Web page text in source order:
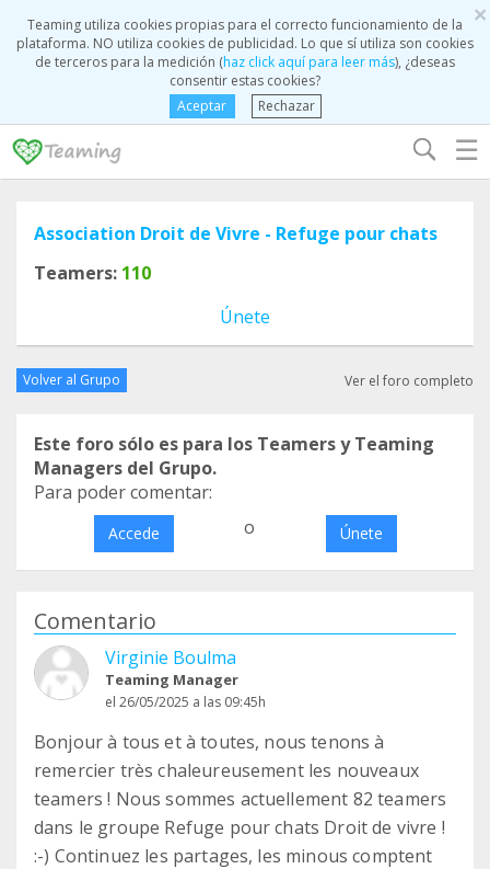
×
Teaming utiliza cookies propias para el correcto funcionamiento de la
plataforma. NO utiliza cookies de publicidad. Lo que sí utiliza son cookies
de terceros para la medición (haz click aquí para leer más), ¿deseas
consentir estas cookies?
Aceptar
Rechazar
☰
Association Droit de Vivre - Refuge pour chats
Teamers: 110
Únete
Volver al Grupo Ver el foro completo
Este foro sólo es para los Teamers y Teaming
Managers del Grupo.
Para poder comentar:
Accede o Únete
Comentario
Virginie Boulma
Teaming Manager
el 26/05/2025 a las 09:45h
Bonjour à tous et à toutes, nous tenons à
remercier très chaleureusement les nouveaux
teamers ! Nous sommes actuellement 82 teamers
dans le groupe Refuge pour chats Droit de vivre !
:-) Continuez les partages, les minous comptent